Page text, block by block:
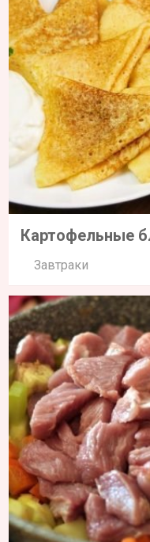
Картофельные
Завтраки